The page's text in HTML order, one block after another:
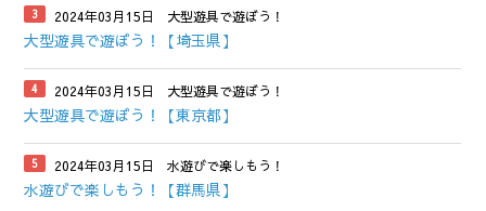
2024年03月15日 大型遊具で遊ぼう！
大型遊具で遊ぼう！【埼玉県】
2024年03月15日 大型遊具で遊ぼう！
大型遊具で遊ぼう！【東京都】
2024年03月15日 水遊びで楽しもう！
水遊びで楽しもう！【群馬県】